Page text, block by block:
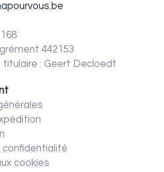
442153
titulaire : Geert Decloedt
confidentialité
cookies